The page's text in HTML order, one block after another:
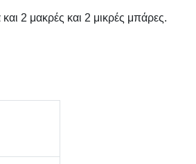
2 μακρές και 2 μικρές μπάρες.